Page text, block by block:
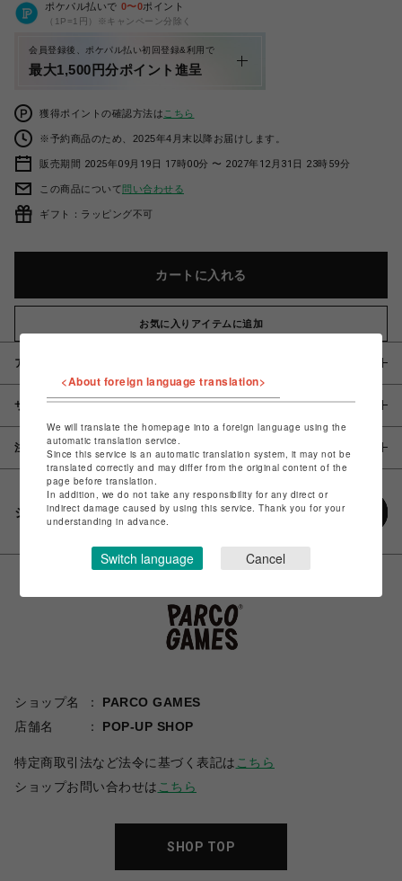
ポケパル払いで 0〜0ポイント
（1P=1円）※キャンペーン分除く
会員登録後、ポケパル払い初回登録&利用で
最大1,500円分ポイント進呈
獲得ポイントの確認方法は こちら
※予約商品のため、2025年4月末以降お届けします。
販売期間 2025年09月19日 17時00分 〜 2027年12月31日 23時59分
この商品について問い合わせる
ギフト：ラッピング不可
カートに入れる
お気に入りアイテムに追加
アイテム説明 / 素材
サイズ
注意事項
シェアする
ショップ名
PARCO GAMES
店舗名
POP-UP SHOP
特定商取引法など法令に基づく表記は こちら
ショップお問い合わせは こちら
SHOP TOP
<About foreign language translation>
We will translate the homepage into a foreign language using the
automatic translation service.
Since this service is an automatic translation system, it may not be
translated correctly and may differ from the original content of the
page before translation.
In addition, we do not take any responsibility for any direct or
indirect damage caused by using this service. Thank you for your
understanding in advance.
Switch language Cancel